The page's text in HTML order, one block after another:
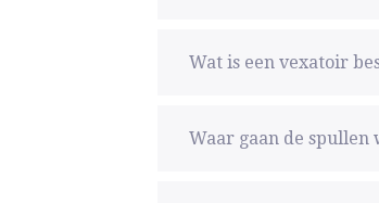
Wat is een vexatoir
Waar gaan de spullen